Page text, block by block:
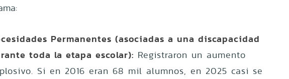
Permanentes (asociadas a una discapacidad
toda la etapa escolar): Registraron un aumento
Si en 2016 eran 68 mil alumnos, en 2025 casi se